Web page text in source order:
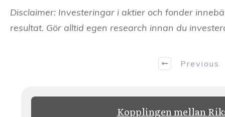
Disclaimer: Investeringar i aktier och fonder
resultat. Gör alltid egen research innan du
Previous
Kopplingen mellan